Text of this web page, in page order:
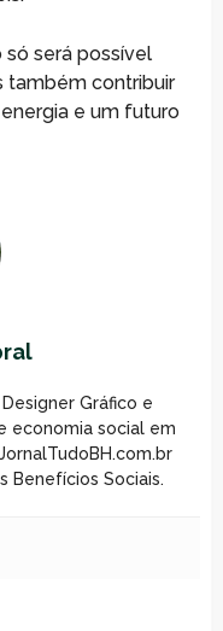
só será possível
também contribuir
e um futuro
Gráfico e
economia social em
Benefícios Sociais.